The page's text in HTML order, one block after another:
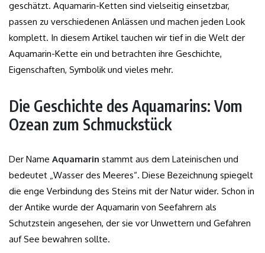
geschätzt. Aquamarin-Ketten sind vielseitig einsetzbar,
passen zu verschiedenen Anlässen und machen jeden Look
komplett. In diesem Artikel tauchen wir tief in die Welt der
Aquamarin-Kette ein und betrachten ihre Geschichte,
Eigenschaften, Symbolik und vieles mehr.
Die Geschichte des Aquamarins: Vom
Ozean zum Schmuckstück
Der Name Aquamarin stammt aus dem Lateinischen und
bedeutet „Wasser des Meeres“. Diese Bezeichnung spiegelt
die enge Verbindung des Steins mit der Natur wider. Schon in
der Antike wurde der Aquamarin von Seefahrern als
Schutzstein angesehen, der sie vor Unwettern und Gefahren
auf See bewahren sollte.